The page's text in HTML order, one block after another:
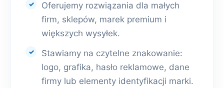
Oferujemy rozwiązania dla małych
firm, sklepów, marek premium i
większych wysyłek.
Stawiamy na czytelne znakowanie:
logo, grafika, hasło reklamowe, dane
firmy lub elementy identyfikacji marki.